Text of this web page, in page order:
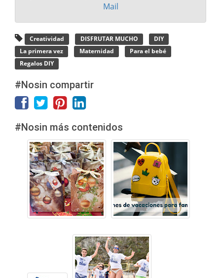
Mail
Creatividad DISFRUTAR MUCHO
DIY
La primera vez
Maternidad
Para el bebé
Regalos DIY
#Nosin compartir
#Nosin más contenidos